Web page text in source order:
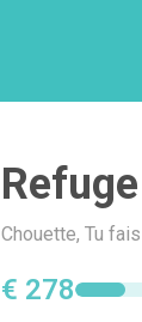
Chouette, Tu
€ 278